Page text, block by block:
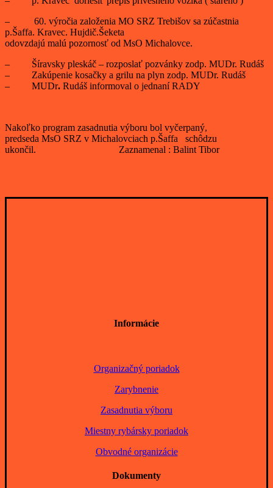
– 60. výročia založenia MO SRZ Trebišov sa zúčastnia
p.Šaffa. Kravec. Hujdič.Šeketa
odovzdajú malú pozornosť od MsO Michalovce.
– Šíravsky pleskáč – rozposlať pozvánky zodp. MUDr. Rudáš
– Zakúpenie kosačky a grilu na plyn zodp. MUDr. Rudáš
– MUDr. Rudáš informoval o jednaní RADY
Nakoľko program zasadnutia výboru bol vyčerpaný,
predseda MsO SRZ v Michalovciach p.Šaffa schôdzu
ukončil. Zaznamenal : Balint Tibor
Informácie
Organizačný poriadok
Zarybnenie
Zasadnutia výboru
Miestny rybársky poriadok
Obvodné organizácie
Dokumenty